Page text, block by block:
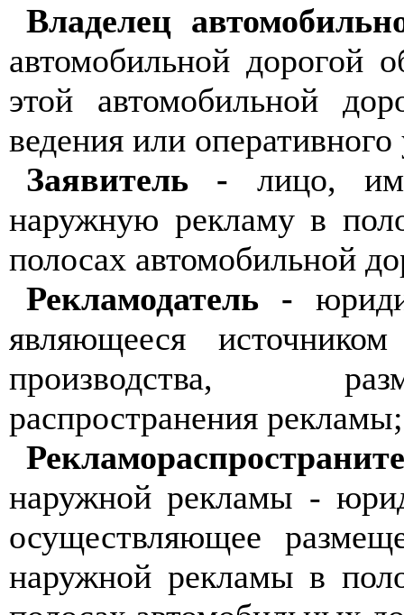
Владелец
автомобильной дорогой
этой автомобильной
ведения или
Заявитель - лицо,
наружную рекламу в
полосах автомобильной
Рекламодатель -
являющееся
производства,
распространения рекламы;
наружной рекламы -
осуществляющее
наружной рекламы в